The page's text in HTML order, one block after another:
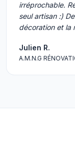
irréprochable.
seul artisan :)
décoration et la
Julien R.
A.M.N.G